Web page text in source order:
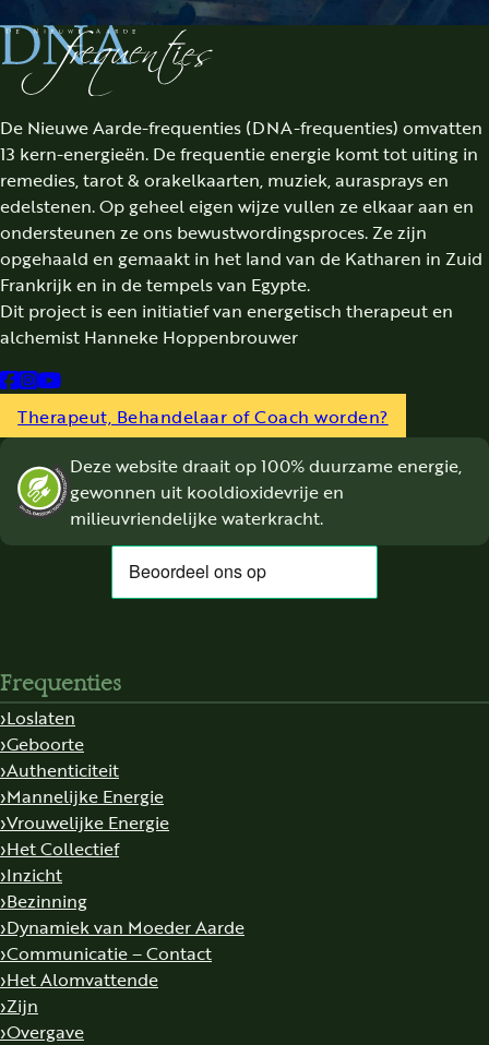
De Nieuwe Aarde-frequenties (DNA-frequenties) omvatten
13 kern-energieën. De frequentie energie komt tot uiting in
remedies, tarot & orakelkaarten, muziek, aurasprays en
edelstenen. Op geheel eigen wijze vullen ze elkaar aan en
ondersteunen ze ons bewustwordingsproces. Ze zijn
opgehaald en gemaakt in het land van de Katharen in Zuid
Frankrijk en in de tempels van Egypte.
Dit project is een initiatief van energetisch therapeut en
alchemist Hanneke Hoppenbrouwer
Follow us on Facebook
Follow us on Instagram
Follow us on YouTube
Therapeut, Behandelaar of Coach worden?
Deze website draait op 100% duurzame energie,
gewonnen uit kooldioxidevrije en
milieuvriendelijke waterkracht.
Frequenties
Loslaten
Geboorte
Authenticiteit
Mannelijke Energie
Vrouwelijke Energie
Het Collectief
Inzicht
Bezinning
Dynamiek van Moeder Aarde
Communicatie – Contact
Het Alomvattende
Zijn
Overgave